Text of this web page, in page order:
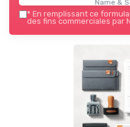
Name &
* En remplissant ce
des fins commerciales par